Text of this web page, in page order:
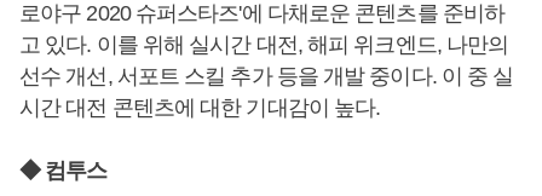
로야구 2020 슈퍼스타즈'에 다채로운 콘텐츠를 준비하
고 있다. 이를 위해 실시간 대전, 해피 위크엔드, 나만의
선수 개선, 서포트 스킬 추가 등을 개발 중이다. 이 중 실
시간 대전 콘텐츠에 대한 기대감이 높다.
◆ 컴투스